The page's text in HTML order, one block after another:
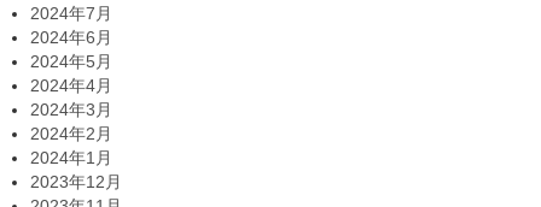
2024年7月
2024年6月
2024年5月
2024年4月
2024年3月
2024年2月
2024年1月
2023年12月